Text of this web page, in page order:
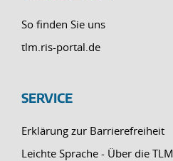
So finden Sie uns
tlm.ris-portal.de
SERVICE
Erklärung zur Barrierefreiheit
Leichte Sprache - Über die TLM